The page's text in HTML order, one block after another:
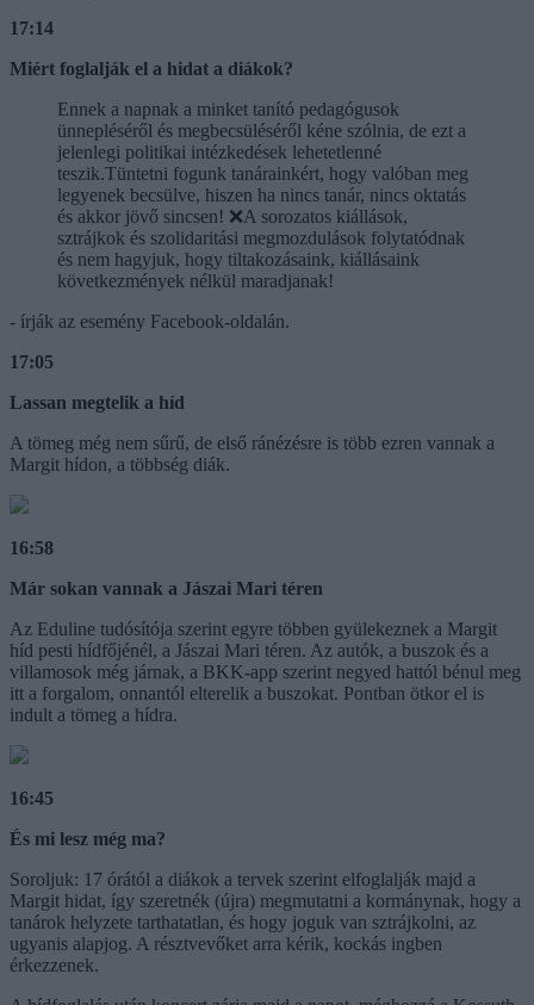
17:14
Miért foglalják el a hidat a diákok?
Ennek a napnak a minket tanító pedagógusok
ünnepléséről és megbecsüléséről kéne szólnia, de ezt a
jelenlegi politikai intézkedések lehetetlenné
teszik.Tüntetni fogunk tanárainkért, hogy valóban meg
legyenek becsülve, hiszen ha nincs tanár, nincs oktatás
és akkor jövő sincsen! ❌A sorozatos kiállások,
sztrájkok és szolidaritási megmozdulások folytatódnak
és nem hagyjuk, hogy tiltakozásaink, kiállásaink
következmények nélkül maradjanak!
- írják az esemény Facebook-oldalán.
17:05
Lassan megtelik a híd
A tömeg még nem sűrű, de első ránézésre is több ezren vannak a
Margit hídon, a többség diák.
16:58
Már sokan vannak a Jászai Mari téren
Az Eduline tudósítója szerint egyre többen gyülekeznek a Margit
híd pesti hídfőjénél, a Jászai Mari téren. Az autók, a buszok és a
villamosok még járnak, a BKK-app szerint negyed hattól bénul meg
itt a forgalom, onnantól elterelik a buszokat. Pontban ötkor el is
indult a tömeg a hídra.
16:45
És mi lesz még ma?
Soroljuk: 17 órától a diákok a tervek szerint elfoglalják majd a
Margit hidat, így szeretnék (újra) megmutatni a kormánynak, hogy a
tanárok helyzete tarthatatlan, és hogy joguk van sztrájkolni, az
ugyanis alapjog. A résztvevőket arra kérik, kockás ingben
érkezzenek.